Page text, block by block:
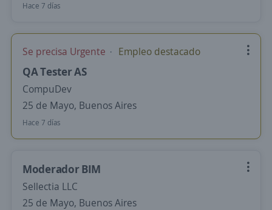
Hace 7 días
Se precisa Urgente Empleo destacado
QA Tester AS
CompuDev
25 de Mayo, Buenos Aires
Hace 7 días
Moderador BIM
Sellectia LLC
25 de Mayo, Buenos Aires